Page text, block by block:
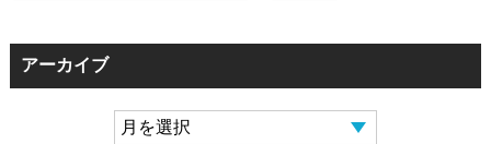
アーカイブ